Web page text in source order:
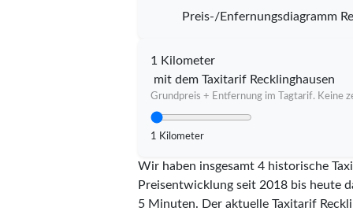
Preis-/Enfernungsdiagramm
1 Kilometer
mit dem Taxitarif Recklinghausen
Grundpreis + Entfernung im Tagtarif. Keine
1 Kilometer
Wir haben insgesamt 4 historische
Preisentwicklung seit 2018 bis heute
5 Minuten. Der aktuelle Taxitarif